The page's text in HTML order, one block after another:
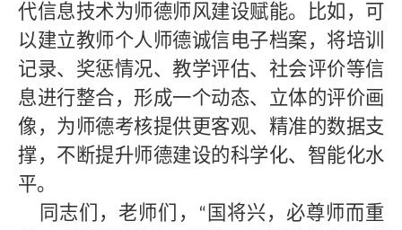
代信息技术为师德师风建设赋能。比如，可
以建立教师个人师德诚信电子档案，将培训
记录、奖惩情况、教学评估、社会评价等信
息进行整合，形成一个动态、立体的评价画
像，为师德考核提供更客观、精准的数据支
撑，不断提升师德建设的科学化、智能化水
平。
同志们，老师们，
“ 国将兴，必尊师而重